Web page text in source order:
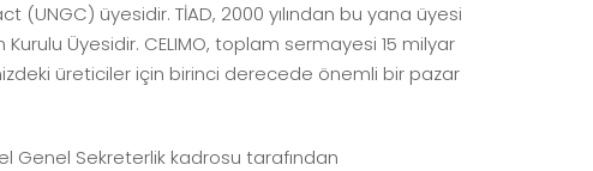
(UNGC) üyesidir. TİAD, 2000 yılından bu yana üyesi
Üyesidir. CELIMO, toplam sermayesi 15 milyar
üreticiler için birinci derecede önemli bir pazar
Genel Sekreterlik kadrosu tarafından